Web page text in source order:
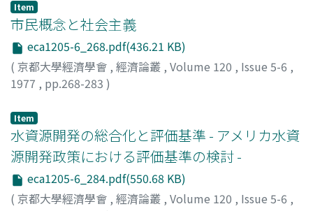
Item
市民概念と社会主義
eca1205-6_268.pdf(436.21 KB)
( 京都大學經濟學會 , 經濟論叢 , Volume 120 , Issue 5-6 ,
1977 , pp.268-283 )
Item
水資源開発の総合化と評価基準 - アメリカ水資
源開発政策における評価基準の検討 -
eca1205-6_284.pdf(550.68 KB)
( 京都大學經濟學會 , 經濟論叢 , Volume 120 , Issue 5-6 ,